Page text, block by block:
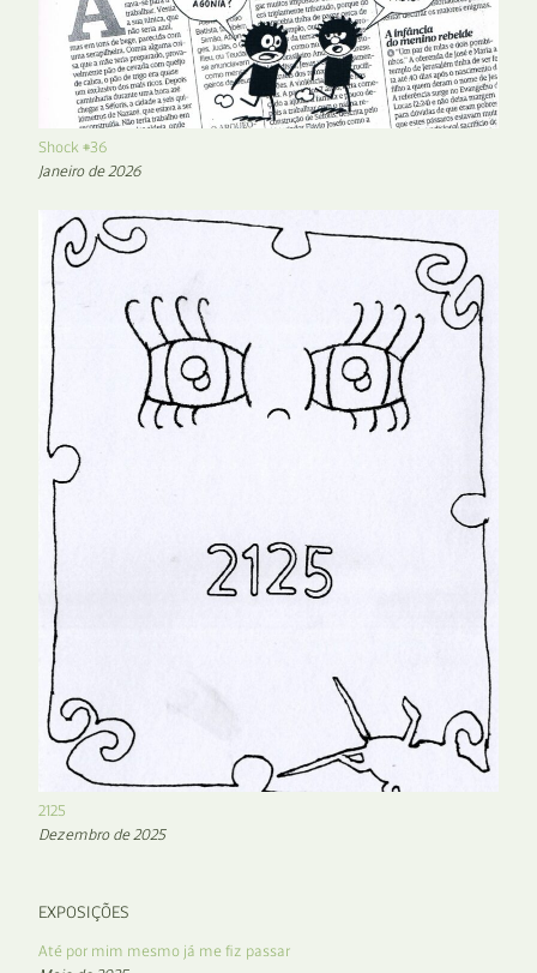
Shock #36
Janeiro de 2026
2125
Dezembro de 2025
EXPOSIÇÕES
Até por mim mesmo já me fiz passar